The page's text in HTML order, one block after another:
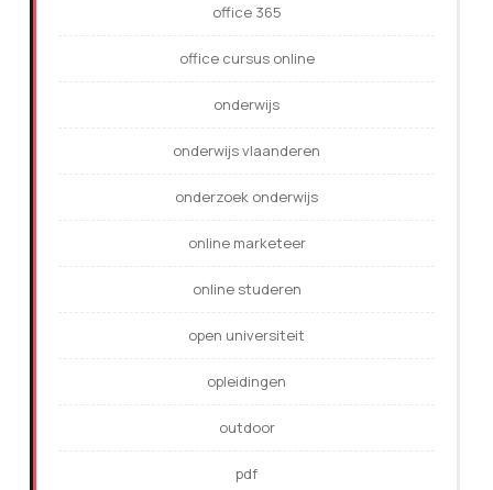
office 365
office cursus online
onderwijs
onderwijs vlaanderen
onderzoek onderwijs
online marketeer
online studeren
open universiteit
opleidingen
outdoor
pdf